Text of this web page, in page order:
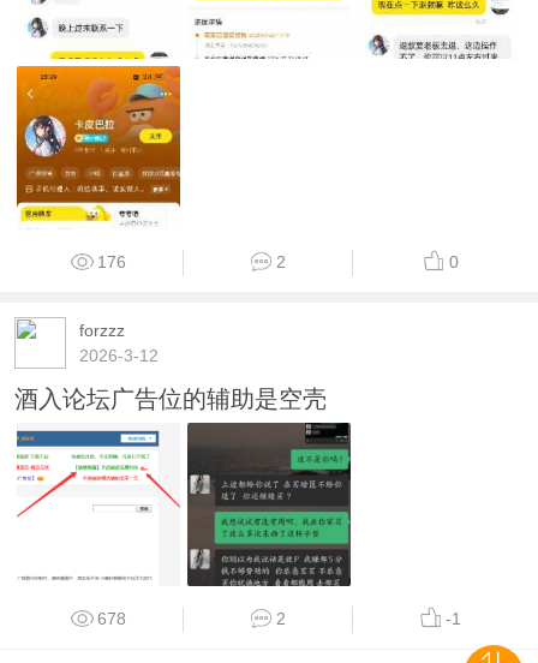
176 2 0
forzzz
2026-3-12
酒入论坛广告位的辅助是空壳
678 2 -1